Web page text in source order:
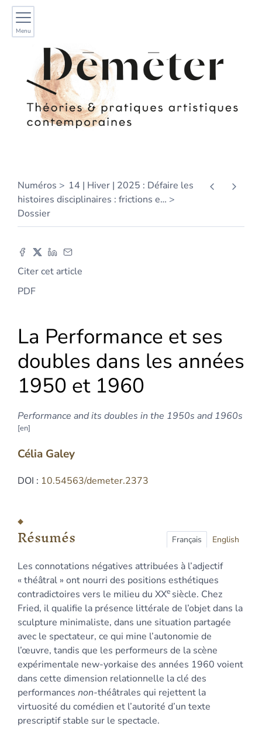
Menu
Numéros
14 | Hiver | 2025 : Défaire les
histoires disciplinaires : frictions e…
Dossier
Citer cet article
PDF
La Performance et ses
doubles dans les années
1950 et 1960
Performance and its doubles in the 1950s and 1960s
Célia Galey
DOI : 10.54563/demeter.2373
Index
Plan
Bibliographie
Notes
Citer cet article
Auteur
Résumés Français English
Les connotations négatives attribuées à l’adjectif
« théâtral » ont nourri des positions esthétiques
contradictoires vers le milieu du XXe siècle. Chez
Fried, il qualifie la présence littérale de l’objet dans la
sculpture minimaliste, dans une situation partagée
avec le spectateur, ce qui mine l’autonomie de
l’œuvre, tandis que les performeurs de la scène
expérimentale new-yorkaise des années 1960 voient
dans cette dimension relationnelle la clé des
performances non-théâtrales qui rejettent la
virtuosité du comédien et l’autorité d’un texte
prescriptif stable sur le spectacle.